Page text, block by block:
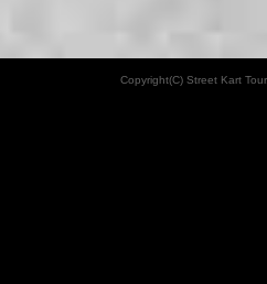
Copyright(C) Street Kart